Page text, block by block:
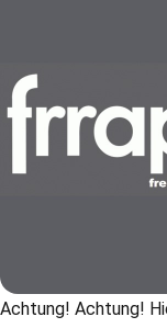
Achtung! Achtung!